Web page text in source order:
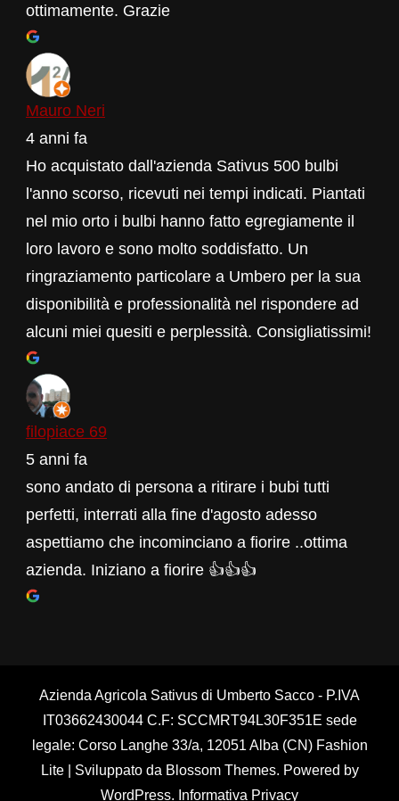
ottimamente. Grazie
Mauro Neri
4 anni fa
Ho acquistato dall'azienda Sativus 500 bulbi
l'anno scorso, ricevuti nei tempi indicati. Piantati
nel mio orto i bulbi hanno fatto egregiamente il
loro lavoro e sono molto soddisfatto. Un
ringraziamento particolare a Umbero per la sua
disponibilità e professionalità nel rispondere ad
alcuni miei quesiti e perplessità. Consigliatissimi!
filopiace 69
5 anni fa
sono andato di persona a ritirare i bubi tutti
perfetti, interrati alla fine d'agosto adesso
aspettiamo che incominciano a fiorire ..ottima
azienda. Iniziano a fiorire 👍👍👍
Azienda Agricola Sativus di Umberto Sacco - P.IVA
IT03662430044 C.F: SCCMRT94L30F351E sede
legale: Corso Langhe 33/a, 12051 Alba (CN)Fashion
Lite | Sviluppato da Blossom Themes. Powered by
WordPress. Informativa Privacy